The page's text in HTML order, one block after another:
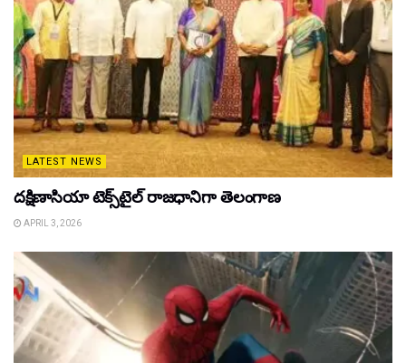
LATEST NEWS
దక్షిణాసియా టెక్స్‌టైల్ రాజధానిగా తెలంగాణ
APRIL 3, 2026